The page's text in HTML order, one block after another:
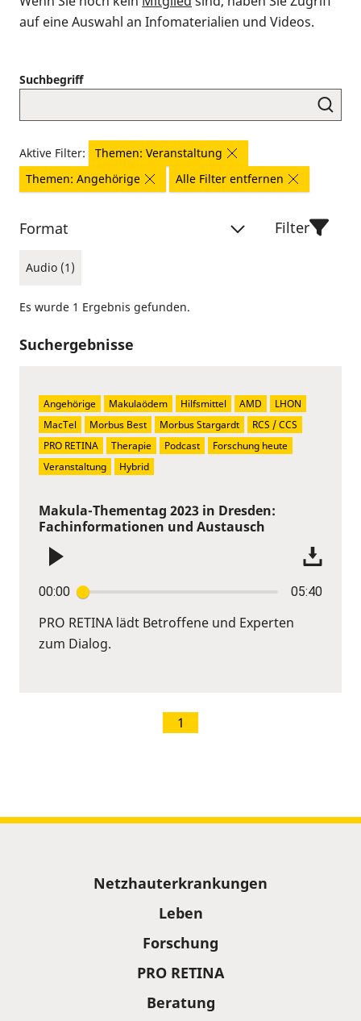
auf eine Auswahl an Infomaterialien und Videos.
Suchbegriff
Aktive Filter:
Themen: Veranstaltung
Themen: Angehörige
Alle Filter entfernen
Format
Audio (1)
Filter
Es wurde 1 Ergebnis gefunden.
Suchergebnisse
Makula-Thementag 2023 in Dresden:
Fachinformationen und Austausch
00:00 05:40
PRO RETINA lädt Betroffene und Experten
zum Dialog.
Angehörige Makulaödem Hilfsmittel AMD
LHON
MacTel
Morbus Best Morbus Stargardt
RCS / CCS
PRO RETINA
Therapie Podcast
Forschung heute
Veranstaltung
Hybrid
1
Netzhauterkrankungen
Leben
Forschung
PRO RETINA
Beratung